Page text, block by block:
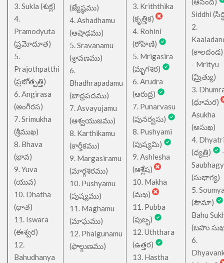
3. Sukla (శుక్ల)
4.
Pramodyuta
(ప్రమోదూత)
5.
Prajothpatthi
(ప్రజోత్పత్తి)
6. Angirasa
(అంగీరస)
7. Srimukha
(శ్రీముఖ)
8. Bhava
(భావ)
9. Yuva
(యువ)
10. Dhatha
(ధాత)
11. Iswara
(ఈశ్వర)
12.
Bahudhanya
(జ్యేష్ఠము)
4. Ashadhamu
(ఆషాఢము)
5. Sravanamu
(శ్రావణము)
6.
Bhadhrapadamu
(బాధ్రపదము)
7. Asvayujamu
(ఆశ్వయుజము)
8. Karthikamu
(కార్తీకము)
9. Margasiramu
(మార్గశిరము)
10. Pushyamu
(పుష్యము)
11. Maghamu
(మాఘము)
12. Phalgunamu
(ఫాల్గుణము)
3. Kriththika
(కృత్తిక)
4. Rohini
(రోహిణి)
5. Mrigasira
(మృగశిర)
6. Arudra
(ఆరుద్ర)
7. Punarvasu
(పునర్వసు)
8. Pushyami
(పుష్యమి)
9. Ashlesha
(ఆశ్లేష)
10. Makha
(మఖ)
11. Pubba
(పుబ్బ)
12. Uththara
(ఉత్తర)
13. Hastha
Siddhi
2.
(కాలదండ)
- Mrityu
(మ్రిత్యు)
3.
(ధూమర)
Asukha
(అసుఖ)
4.
(ధ్యత్రి)
(సుభాగ్య)
5.
(సౌమా)
Bahu
(బహు
6.